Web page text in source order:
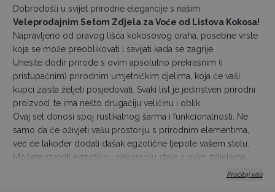
Dobrodošli u svijet prirodne elegancije s našim
Veleprodajnim Setom Zdjela za Voće od Listova Kokosa!
Napravljeno od pravog lišća kokosovog oraha, posebne vrste
koja se može preoblikovati i savijati kada se zagrije.
Unesite dodir prirode s ovim apsolutno prekrasnim (i
pristupačnim) prirodnim umjetničkim djelima, koja će vaši
kupci zaista željeti posjedovati. Svaki list je jedinstven prirodni
proizvod, te ima nešto drugačiju veličinu i oblik.
Ovaj set donosi spoj rustikalnog šarma i funkcionalnosti. Ne
samo da će oživjeti vašu prostoriju s prirodnim elementima,
već će također dodati dašak egzotične ljepote vašem stolu.
Možete stvoriti egzotičnu dekoraciju stola s ovim zdjelama,
lako ih je očistiti, samo upotrijebite vlažnu spužvu ili krpu.Pročitaj više